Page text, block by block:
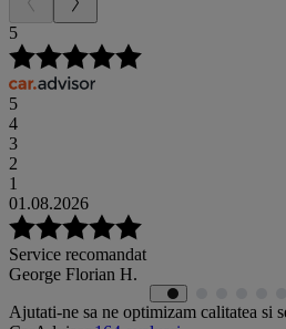
5
5
4
3
2
1
01.08.2026
Service recomandat
George Florian H.
Ajutati-ne sa ne optimizam calitatea si